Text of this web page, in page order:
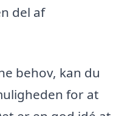
del af
behov, kan du
for at